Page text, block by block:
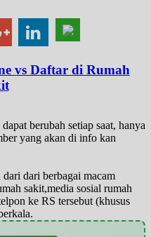
vs Daftar di Rumah
berubah setiap saat, hanya
yang akan di info kan
dari berbagai macam
sakit,media sosial rumah
ke RS tersebut (khusus